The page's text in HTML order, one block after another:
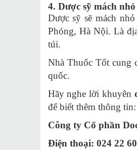
4. Dược sỹ mách
Dược sỹ sẽ mách
Phóng, Hà Nội. Là
túi.
Nhà Thuốc Tốt cung
quốc.
Hãy nghe lời khuyên
để biết thêm thông tin:
Công ty Cổ phần
Điện thoại: 024 22